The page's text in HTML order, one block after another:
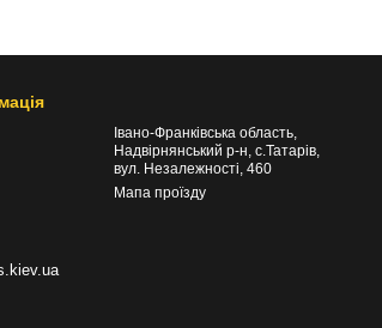
Івано-Франківська область,
Надвірнянський р-н, с.Татарів,
вул. Незалежності, 460
Мапа проїзду